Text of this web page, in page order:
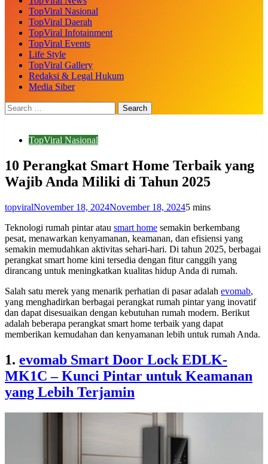
TopViral Nasional
TopViral Daerah
TopViral Infotainment
TopViral Events
Life Style
TopViral Gallery
Redaksi & Legal Hukum
Media Siber
TopViral Nasional
10 Perangkat Smart Home Terbaik yang
Wajib Anda Miliki di Tahun 2025
topviralNovember 18, 2024November 18, 20245 mins
Teknologi rumah pintar atau smart home semakin berkembang
pesat, menawarkan kenyamanan, keamanan, dan efisiensi yang
semakin memudahkan aktivitas sehari-hari. Di tahun 2025, berbagai
perangkat smart home kini tersedia dengan fitur canggih yang
dirancang untuk meningkatkan kualitas hidup Anda di rumah.
Salah satu merek yang menarik perhatian di pasar adalah evomab,
yang menghadirkan berbagai perangkat rumah pintar yang inovatif
dan dapat disesuaikan dengan kebutuhan rumah modern. Berikut
adalah beberapa perangkat smart home terbaik yang dapat
memberikan kemudahan dan kenyamanan lebih untuk rumah Anda.
1. evomab Smart Door Lock EDLK-
MK1C – Kunci Pintar untuk Keamanan
yang Lebih Terjamin